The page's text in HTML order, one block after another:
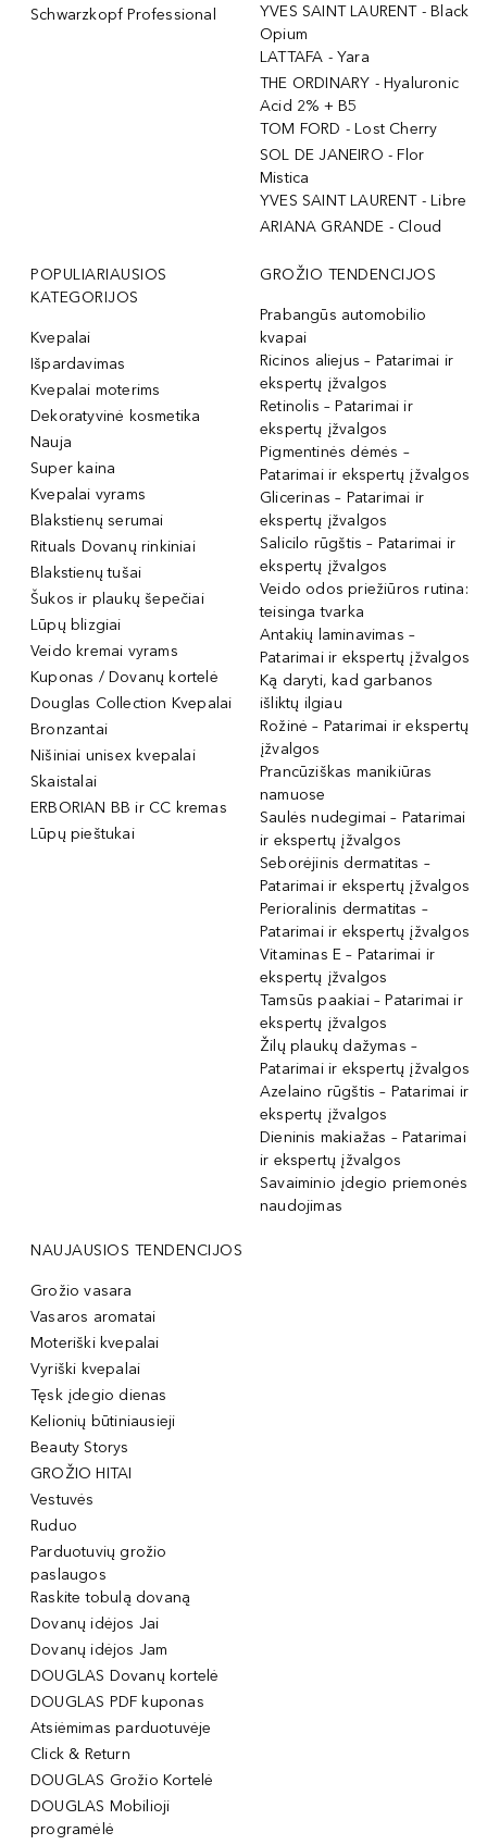
Schwarzkopf Professional
YVES SAINT LAURENT - Black
Opium
LATTAFA - Yara
THE ORDINARY - Hyaluronic
Acid 2% + B5
TOM FORD - Lost Cherry
SOL DE JANEIRO - Flor
Mistica
YVES SAINT LAURENT - Libre
ARIANA GRANDE - Cloud
POPULIARIAUSIOS
KATEGORIJOS
Kvepalai
Išpardavimas
Kvepalai moterims
Dekoratyvinė kosmetika
Nauja
Super kaina
Kvepalai vyrams
Blakstienų serumai
Rituals Dovanų rinkiniai
Blakstienų tušai
Šukos ir plaukų šepečiai
Lūpų blizgiai
Veido kremai vyrams
Kuponas / Dovanų kortelė
Douglas Collection Kvepalai
Bronzantai
Nišiniai unisex kvepalai
Skaistalai
ERBORIAN BB ir CC kremas
Lūpų pieštukai
GROŽIO TENDENCIJOS
Prabangūs automobilio
kvapai
Ricinos aliejus – Patarimai ir
ekspertų įžvalgos
Retinolis – Patarimai ir
ekspertų įžvalgos
Pigmentinės dėmės –
Patarimai ir ekspertų įžvalgos
Glicerinas – Patarimai ir
ekspertų įžvalgos
Salicilo rūgštis – Patarimai ir
ekspertų įžvalgos
Veido odos priežiūros rutina:
teisinga tvarka
Antakių laminavimas –
Patarimai ir ekspertų įžvalgos
Ką daryti, kad garbanos
išliktų ilgiau
Rožinė – Patarimai ir ekspertų
įžvalgos
Prancūziškas manikiūras
namuose
Saulės nudegimai – Patarimai
ir ekspertų įžvalgos
Seborėjinis dermatitas –
Patarimai ir ekspertų įžvalgos
Perioralinis dermatitas –
Patarimai ir ekspertų įžvalgos
Vitaminas E – Patarimai ir
ekspertų įžvalgos
Tamsūs paakiai – Patarimai ir
ekspertų įžvalgos
Žilų plaukų dažymas –
Patarimai ir ekspertų įžvalgos
Azelaino rūgštis – Patarimai ir
ekspertų įžvalgos
Dieninis makiažas – Patarimai
ir ekspertų įžvalgos
Savaiminio įdegio priemonės
naudojimas
NAUJAUSIOS TENDENCIJOS
Grožio vasara
Vasaros aromatai
Moteriški kvepalai
Vyriški kvepalai
Tęsk įdegio dienas
Kelionių būtiniausieji
Beauty Storys
GROŽIO HITAI
Vestuvės
Ruduo
Parduotuvių grožio
paslaugos
Raskite tobulą dovaną
Dovanų idėjos Jai
Dovanų idėjos Jam
DOUGLAS Dovanų kortelė
DOUGLAS PDF kuponas
Atsiėmimas parduotuvėje
Click & Return
DOUGLAS Grožio Kortelė
DOUGLAS Mobilioji
programėlė